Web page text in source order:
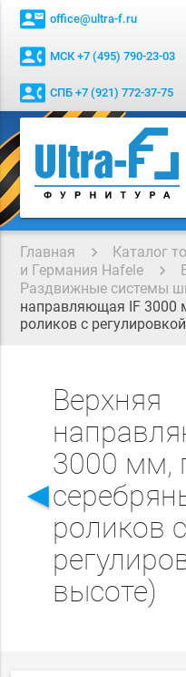
contact_mail office@ultra-f.ru
contact_phone МСК +7 (495) 790-23-03
contact_phone СПБ +7 (921) 772-37-75
Главная
Каталог
и Германия Hafele
Раздвижные системы
направляющая IF 3000
роликов с
◄
Верхняя
3000 мм,
роликов с
высоте)